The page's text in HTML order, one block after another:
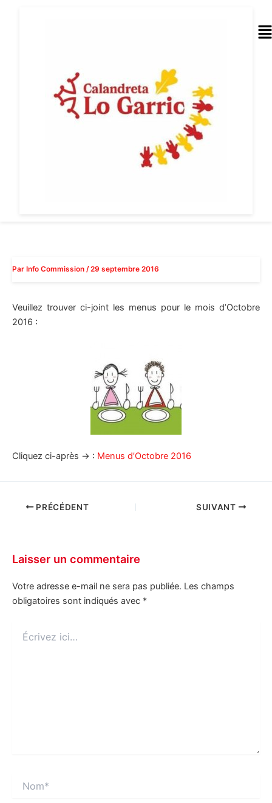
Par Info Commission /29 septembre 2016
Veuillez trouver ci-joint les menus pour le mois d’Octobre
2016 :
Cliquez ci-après → : Menus d’Octobre 2016
PRÉCÉDENT SUIVANT
Laisser un commentaire
Votre adresse e-mail ne sera pas publiée. Les champs
obligatoires sont indiqués avec *
ici…